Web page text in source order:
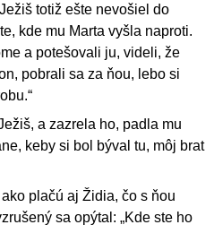
totiž ešte nevošiel do
kde mu Marta vyšla naproti.
a potešovali ju, videli, že
pobrali sa za ňou, lebo si
a zazrela ho, padla mu
keby si bol býval tu, môj brat
plačú aj Židia, čo s ňou
sa opýtal: „Kde ste ho